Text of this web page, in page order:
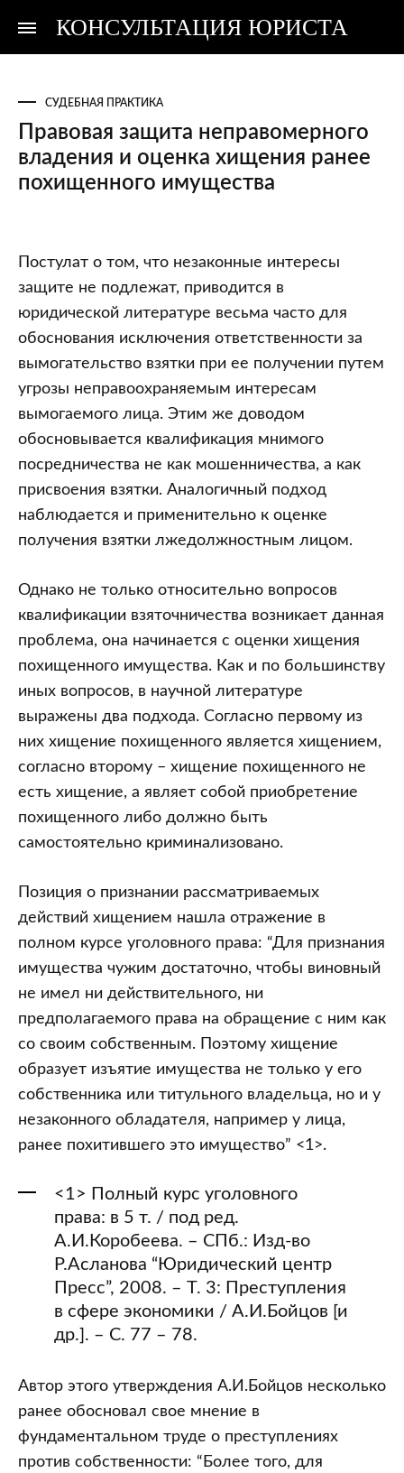
КОНСУЛЬТАЦИЯ ЮРИСТА
Консультация
Консультация
СУДЕБНАЯ ПРАКТИКА
Правовая защита неправомерного
владения и оценка хищения ранее
похищенного имущества
Правовая
защита
неправомерного
владения
и
оценка
хищения
ранее
похищенного
имущества
Постулат о том, что незаконные интересы
защите не подлежат, приводится в
юридической литературе весьма часто для
обоснования исключения ответственности за
вымогательство взятки при ее получении путем
угрозы неправоохраняемым интересам
вымогаемого лица. Этим же доводом
обосновывается квалификация мнимого
посредничества не как мошенничества, а как
присвоения взятки. Аналогичный подход
наблюдается и применительно к оценке
получения взятки лжедолжностным лицом.
Однако не только относительно вопросов
квалификации взяточничества возникает данная
проблема, она начинается с оценки хищения
похищенного имущества. Как и по большинству
иных вопросов, в научной литературе
выражены два подхода. Согласно первому из
них хищение похищенного является хищением,
согласно второму – хищение похищенного не
есть хищение, а являет собой приобретение
похищенного либо должно быть
самостоятельно криминализовано.
Позиция о признании рассматриваемых
действий хищением нашла отражение в
полном курсе уголовного права: “Для признания
имущества чужим достаточно, чтобы виновный
не имел ни действительного, ни
предполагаемого права на обращение с ним как
со своим собственным. Поэтому хищение
образует изъятие имущества не только у его
собственника или титульного владельца, но и у
незаконного обладателя, например у лица,
ранее похитившего это имущество” <1>.
<1> Полный курс уголовного
права: в 5 т. / под ред.
А.И.Коробеева. – СПб.: Изд-во
Р.Асланова “Юридический центр
Пресс”, 2008. – Т. 3: Преступления
в сфере экономики / А.И.Бойцов [и
др.]. – С. 77 – 78.
Автор этого утверждения А.И.Бойцов несколько
ранее обосновал свое мнение в
фундаментальном труде о преступлениях
против собственности: “Более того, для